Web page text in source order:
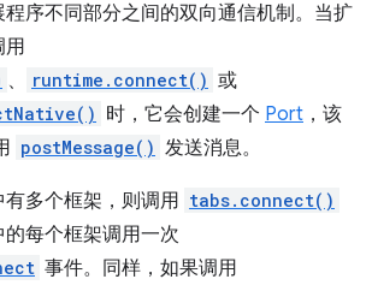
序不同部分之间的双向通信机制。当扩
用
、 runtime.connect() 或
时，它会创建一个 Port ，该
postMessage() 发送消息。
多个框架，则调用 tabs.connect()
每个框架调用一次
事件。同样，如果调用